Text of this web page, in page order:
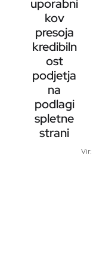
uporabni
kov
presoja
kredibiln
ost
podjetja
na
podlagi
spletne
strani
Vir: